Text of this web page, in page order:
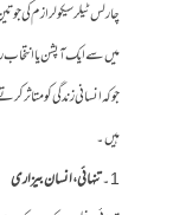
چارلس ٹیلر سیکولر ازم کی
میں سے ایک آپشن یا انتخاب
جو کہ انسانی زندگی کو
ہیں۔
1۔ تنہائی، انسان بیزاری